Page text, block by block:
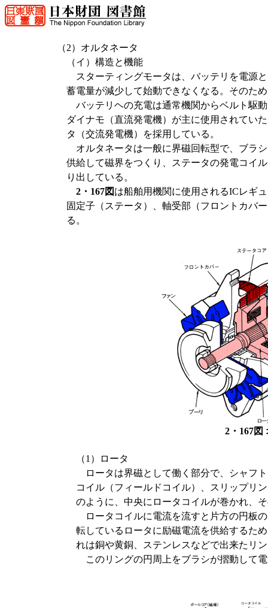
（2）オルタネータ
（イ）構造と機能
スターティングモータは、バッテリを電源
蓄電量が減少して始動できなくなる。そのた
バッテリヘの充電は通常機関からベルト駆
ダイナモ（直流発電機）が主に使用されてい
タ（交流発電機）を採用している。
オルタネータは一般に界磁回転型で、ブラ
供給して磁界をつくり、ステータの発電コイ
り出している。
2・167図は船舶用機関に使用されるICレギ
固定子（ステータ）、軸受部（フロントカバ
る。
2・167図
（1）ロータ
ロータは界磁として働く部分で、シャフ
コイル（フィールドコイル）、スリップリ
のように、中央にロータコイルが巻かれ、
ロータコイルに電流を流すと片方の円板
転しているロータに励磁電流を供給するた
れは銅や黄銅、ステンレスなどで出来たリ
このリングの円周上をブラシが摺動して